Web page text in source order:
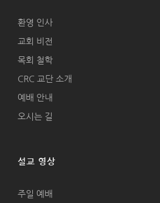
환영 인사
교회 비전
목회 철학
CRC 교단 소개
예배 안내
오시는 길
설교 영상
주일 예배